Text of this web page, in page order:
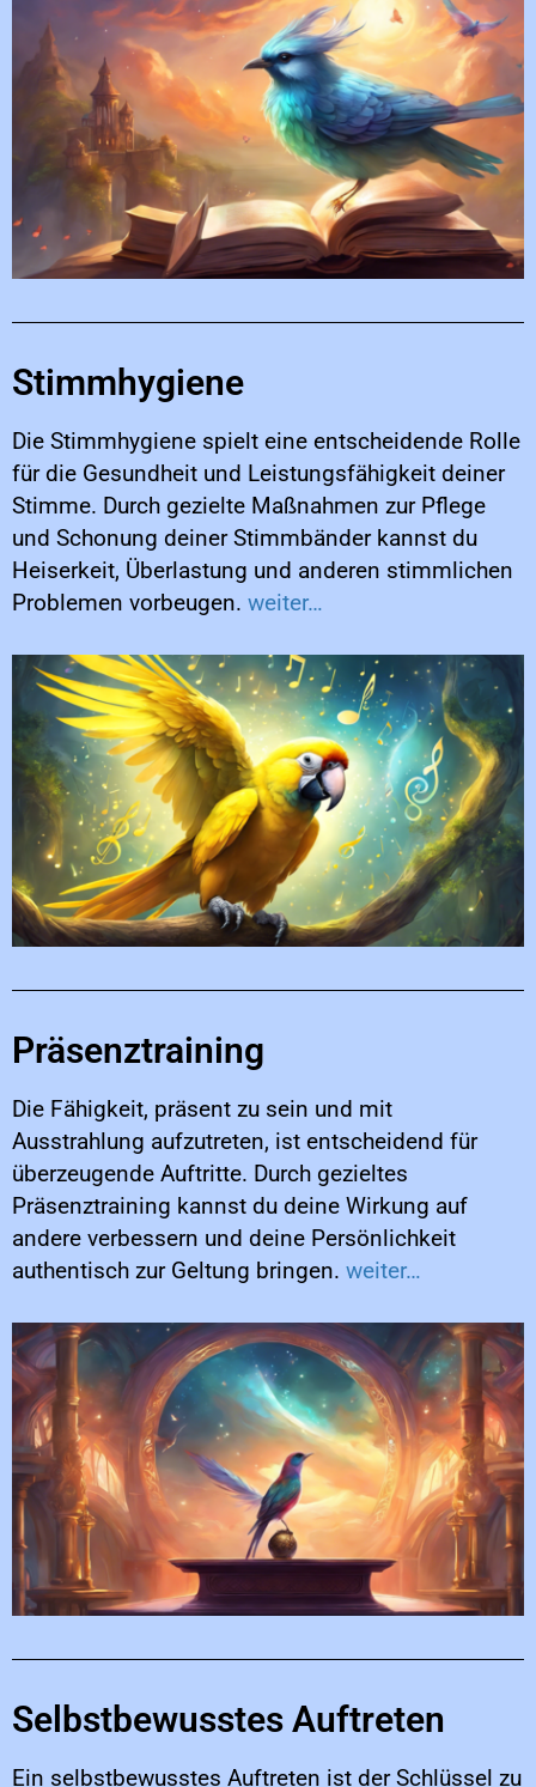
Stimmhygiene
Die Stimmhygiene spielt eine entscheidende Rolle
für die Gesundheit und Leistungsfähigkeit deiner
Stimme. Durch gezielte Maßnahmen zur Pflege
und Schonung deiner Stimmbänder kannst du
Heiserkeit, Überlastung und anderen stimmlichen
Problemen vorbeugen. weiter…
Präsenztraining
Die Fähigkeit, präsent zu sein und mit
Ausstrahlung aufzutreten, ist entscheidend für
überzeugende Auftritte. Durch gezieltes
Präsenztraining kannst du deine Wirkung auf
andere verbessern und deine Persönlichkeit
authentisch zur Geltung bringen. weiter…
Selbstbewusstes Auftreten
Ein selbstbewusstes Auftreten ist der Schlüssel zu